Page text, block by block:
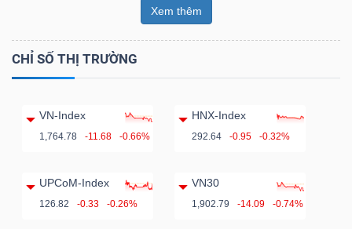
Xem thêm
CHỈ SỐ THỊ TRƯỜNG
VN-Index
1,764.78 -11.68 -0.66%
HNX-Index
292.64 -0.95 -0.32%
UPCoM-Index
126.82 -0.33 -0.26%
VN30
1,902.79 -14.09 -0.74%